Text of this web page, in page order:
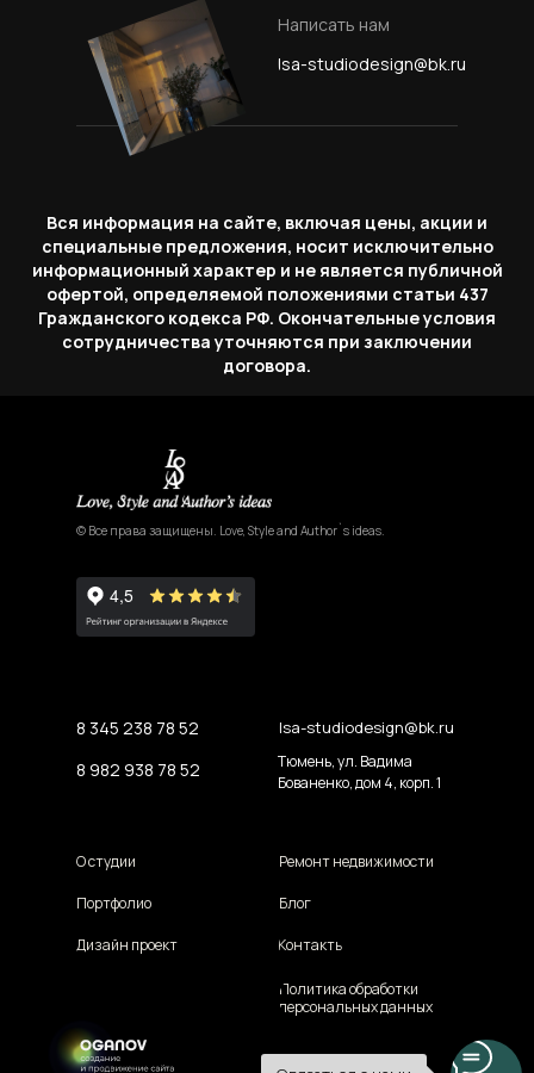
Написать нам
lsa-studiodesign@bk.ru
Вся информация на сайте, включая цены, акции и
специальные предложения, носит исключительно
информационный характер и не является публичной
офертой, определяемой положениями статьи 437
Гражданского кодекса РФ. Окончательные условия
сотрудничества уточняются при заключении
договора.
О студии
Портфолио
Контакты
Блог
8 345 238 78 52
Тюмень, ул. Вадима
Бованенко, дом 4, корп. 1
8 982 938 78 52
lsa-studiodesign@bk.ru
© Все права защищены. Love, Style and Author`s ideas.
Ремонт недвижимости
Дизайн проект
Политика обработки
персональных данных